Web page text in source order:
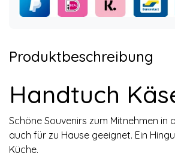
Produktbeschreibung
Handtuch
Schöne Souvenirs zum Mitnehmen in
auch für zu Hause geeignet. Ein
Küche.